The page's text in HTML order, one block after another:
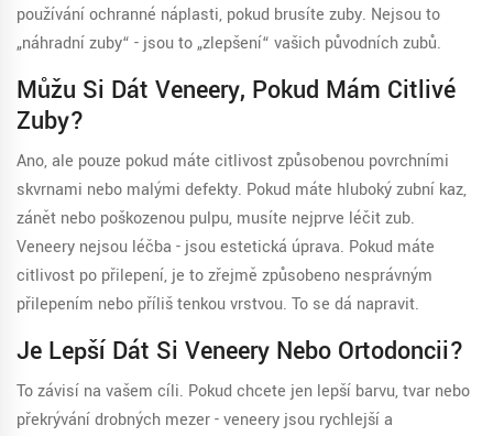
používání ochranné náplasti, pokud brusíte zuby. Nejsou to
„náhradní zuby“ - jsou to „zlepšení“ vašich původních zubů.
Můžu Si Dát Veneery, Pokud Mám Citlivé
Zuby?
Ano, ale pouze pokud máte citlivost způsobenou povrchními
skvrnami nebo malými defekty. Pokud máte hluboký zubní kaz,
zánět nebo poškozenou pulpu, musíte nejprve léčit zub.
Veneery nejsou léčba - jsou estetická úprava. Pokud máte
citlivost po přilepení, je to zřejmě způsobeno nesprávným
přilepením nebo příliš tenkou vrstvou. To se dá napravit.
Je Lepší Dát Si Veneery Nebo Ortodoncii?
To závisí na vašem cíli. Pokud chcete jen lepší barvu, tvar nebo
překrývání drobných mezer - veneery jsou rychlejší a